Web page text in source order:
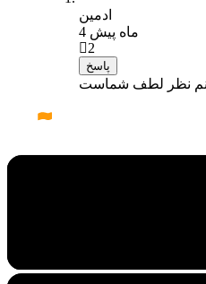
ادمین
4 ماه پیش
2
پاسخ